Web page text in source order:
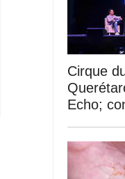
Cirque
Echo;